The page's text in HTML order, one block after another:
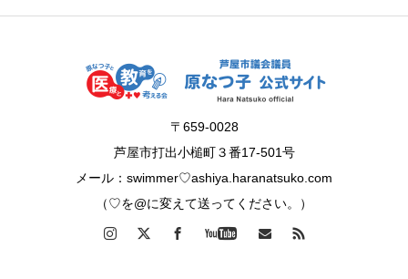
〒659-0028
芦屋市打出小槌町３番17-501号
メール：swimmer♡ashiya.haranatsuko.com
（♡を@に変えて送ってください。）